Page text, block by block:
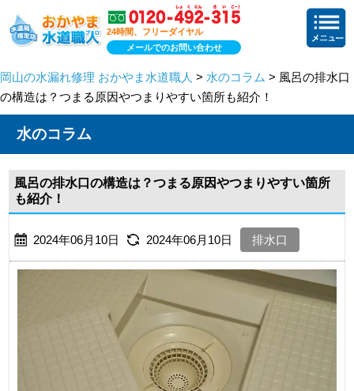
24時間、フリーダイヤル
メールでのお問い合わせ
岡山の水漏れ修理 おかやま水道職人 > 水のコラム > 風呂の排水口
の構造は？つまる原因やつまりやすい箇所も紹介！
水のコラム
風呂の排水口の構造は？つまる原因やつまりやすい箇所
も紹介！
2024年06月10日 2024年06月10日 排水口